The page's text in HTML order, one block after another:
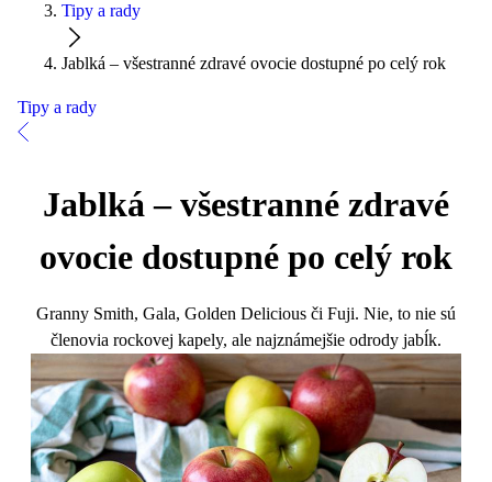
Tipy a rady
Jablká – všestranné zdravé ovocie dostupné po celý rok
Tipy a rady
Jablká – všestranné zdravé
ovocie dostupné po celý rok
Granny Smith, Gala, Golden Delicious či Fuji. Nie, to nie sú
členovia rockovej kapely, ale najznámejšie odrody jabĺk.